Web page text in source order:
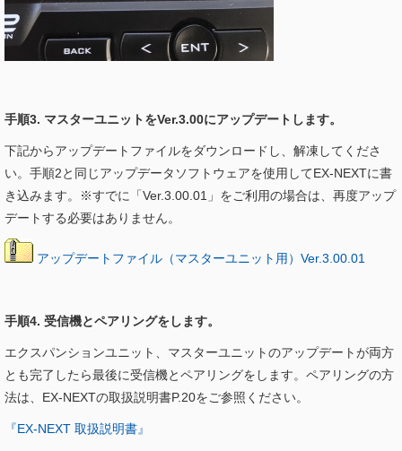
手順3. マスターユニットをVer.3.00にアップデートします。
下記からアップデートファイルをダウンロードし、解凍してくださ
い。手順2と同じアップデータソフトウェアを使用してEX-NEXTに書
き込みます。※すでに「Ver.3.00.01」をご利用の場合は、再度アップ
デートする必要はありません。
アップデートファイル（マスターユニット用）Ver.3.00.01
手順4. 受信機とペアリングをします。
エクスパンションユニット、マスターユニットのアップデートが両方
とも完了したら最後に受信機とペアリングをします。ペアリングの方
法は、EX-NEXTの取扱説明書P.20をご参照ください。
『EX-NEXT 取扱説明書』